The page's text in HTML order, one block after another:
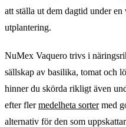
att ställa ut dem dagtid under
utplantering.
NuMex Vaquero trivs i
sällskap av basilika, tomat och
hinner du skörda rikligt även
efter flermedelheta sortermed
alternativ för den som